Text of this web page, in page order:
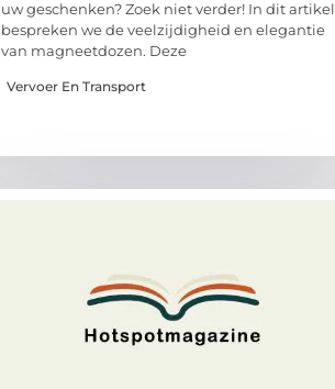
uw geschenken? Zoek niet verder! In dit artikel
bespreken we de veelzijdigheid en elegantie
van magneetdozen. Deze
Vervoer En Transport